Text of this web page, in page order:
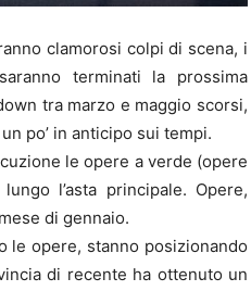
clamorosi colpi di scena, i
terminati la prossima
tra marzo e maggio scorsi,
po’ in anticipo sui tempi.
le opere a verde (opere
l’asta principale. Opere,
di gennaio.
le opere, stanno posizionando
di recente ha ottenuto un